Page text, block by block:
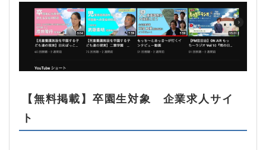
【無料掲載】卒園生対象 企業求人サイ
ト